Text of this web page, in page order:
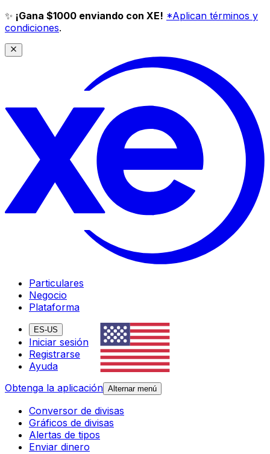
✨ ¡Gana $1000 enviando con XE! *Aplican términos y
condiciones.
Particulares
Negocio
Plataforma
ES-US
Iniciar sesión
Registrarse
Ayuda
Obtenga la aplicación Alternar menú
Conversor de divisas
Gráficos de divisas
Alertas de tipos
Enviar dinero